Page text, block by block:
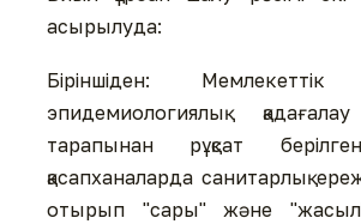
асырылуда:
Біріншіден: Мемлекеттік
эпидемиологиялық
тарапынан рұқсат
қасапханаларда санитарлық
отырып "сары" және "жасыл"